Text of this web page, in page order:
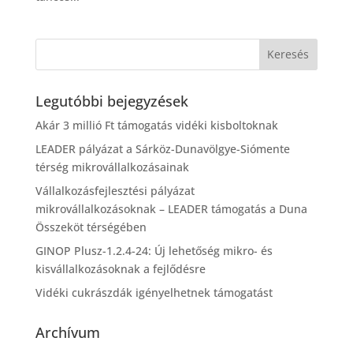
Legutóbbi bejegyzések
Akár 3 millió Ft támogatás vidéki kisboltoknak
LEADER pályázat a Sárköz-Dunavölgye-Siómente
térség mikrovállalkozásainak
Vállalkozásfejlesztési pályázat
mikrovállalkozásoknak – LEADER támogatás a Duna
Összeköt térségében
GINOP Plusz-1.2.4-24: Új lehetőség mikro- és
kisvállalkozásoknak a fejlődésre
Vidéki cukrászdák igényelhetnek támogatást
Archívum